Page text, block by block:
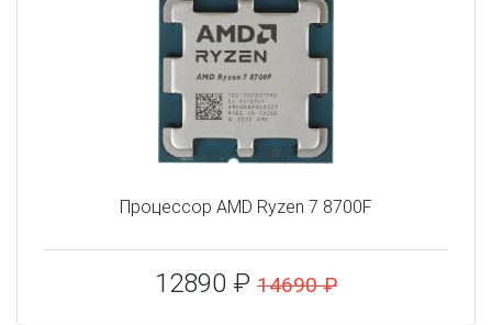
Процессор AMD Ryzen 7 8700F
12890 ₽ 14690 ₽